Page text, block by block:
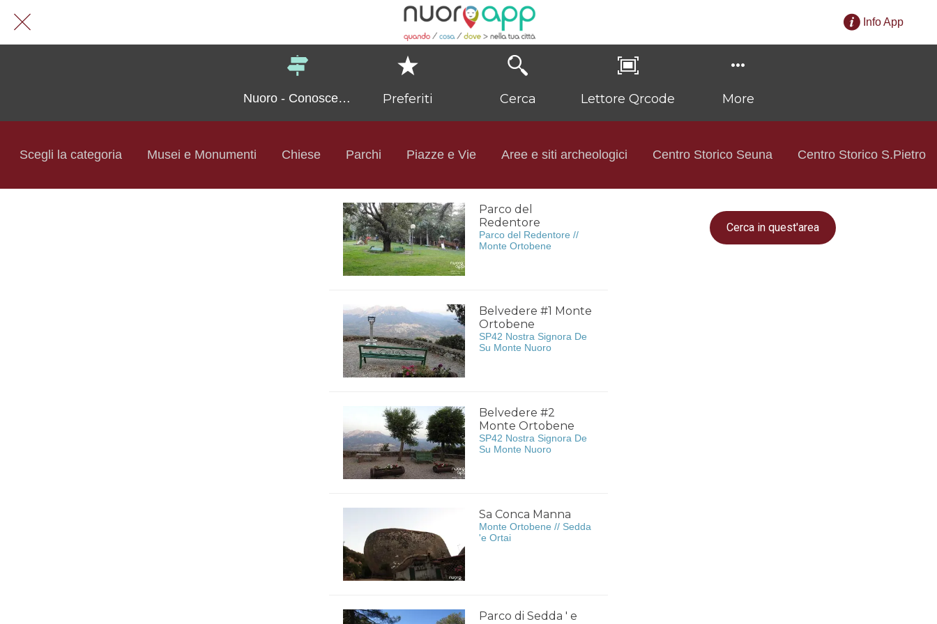
Info App
Nuoro - Conoscerla
Preferiti Cerca Lettore Qrcode More
Scegli la categoria Musei e Monumenti Chiese Parchi Piazze e Vie Aree e siti archeologici Centro Storico Seuna Centro Storico S.Pietro
Parco del
Redentore
Parco del Redentore //
Monte Ortobene
Belvedere #1 Monte
Ortobene
SP42 Nostra Signora De
Su Monte Nuoro
Belvedere #2
Monte Ortobene
SP42 Nostra Signora De
Su Monte Nuoro
Sa Conca Manna
Monte Ortobene // Sedda
'e Ortai
Parco di Sedda ' e
Cerca in quest'area